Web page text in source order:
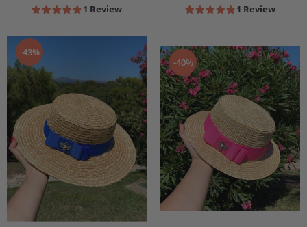
1 Review 1 Review
-43%
-40%